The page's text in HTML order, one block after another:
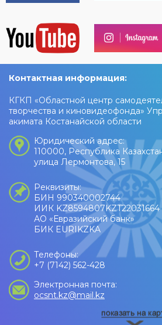
Контактная информация:
КГКП «Областной центр
творчества и киновидеофонда»
акимата Костанайской области
Юридический адрес:
110000, Республика
улица Лермонтова, 15
Реквизиты:
БИН 990340002744
ИИК KZ8594807KZT22031664
АО «Евразийский банк»
БИК EURIKZKA
Телефоны:
+7 (7142) 562-428
Электронная почта:
ocsnt.kz@mail.kz